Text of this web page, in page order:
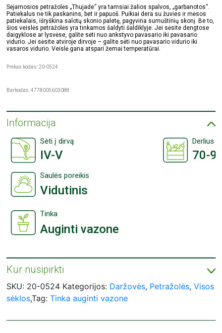
Sėjamosios petražolės „Thujade“ yra tamsiai žalios spalvos, „garbanotos“.
Patiekalus ne tik paskanins, bet ir papuoš. Puikiai dera su žuvies ir mėsos
patiekalais, išryškina salotų skonio paletę, pagyvina sumuštinių skonį. Be to,
šios veislės petražolės yra tinkamos šaldyti šaldiklyje. Jei sėsite dengtose
daigyklose ar lysvėse, galite sėti nuo ankstyvo pavasario iki pavasario
vidurio. Jei sėsite atviroje dirvoje – galite sėti nuo pavasario vidurio iki
vasaros vidurio. Veislė gana atspari žemai temperatūrai.
Prekės kodas: 20-0524
Barkodas: 4778005603088
Informacija
Sėti į dirvą Derlius
IV-V 70-
Saulės poreikis
Vidutinis
Tinka
Auginti vazone
Kur nusipirkti
ASEJA sėklų įsigykite prekybos centruose visoje Lietuvoje:
Prekybos centrai „Agroaibė“;
Prekybos centrai „Bikuva“;
Prekybos centrai „Čia Market“;
Prekybos centrai „Gulbelė“;
SKU: 20-0524 Kategorijos: Daržovės, Petražolės,Visos
sėklos,Tag:Tinka auginti vazone